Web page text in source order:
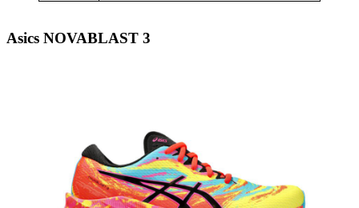
Asics NOVABLAST 3